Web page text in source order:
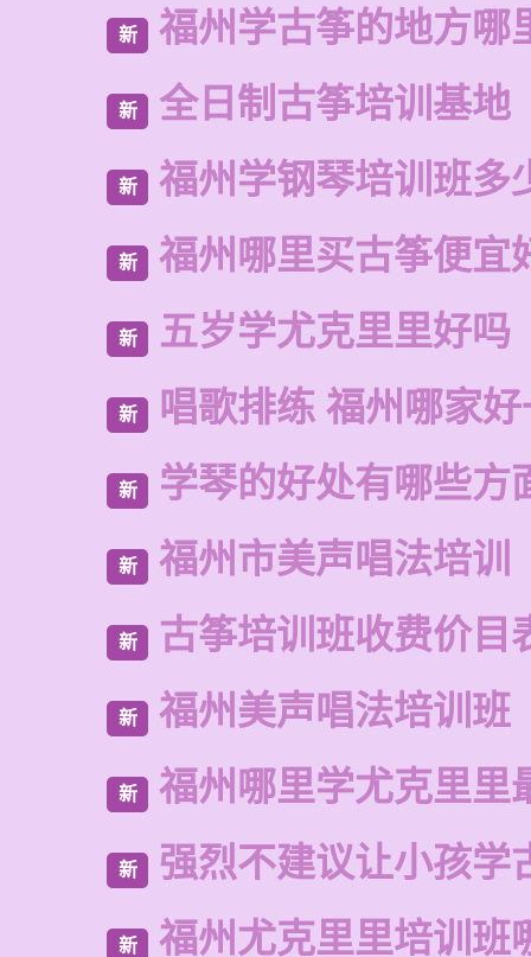
新 福州学古筝的地方哪
新 全日制古筝培训基地
新 福州学钢琴培训班多
新 福州哪里买古筝便宜
新 五岁学尤克里里好吗
新 唱歌排练 福州哪家
新 学琴的好处有哪些方
新 福州市美声唱法培训
新 古筝培训班收费价目
新 福州美声唱法培训班
新 福州哪里学尤克里里
新 强烈不建议让小孩学
新 福州尤克里里培训班